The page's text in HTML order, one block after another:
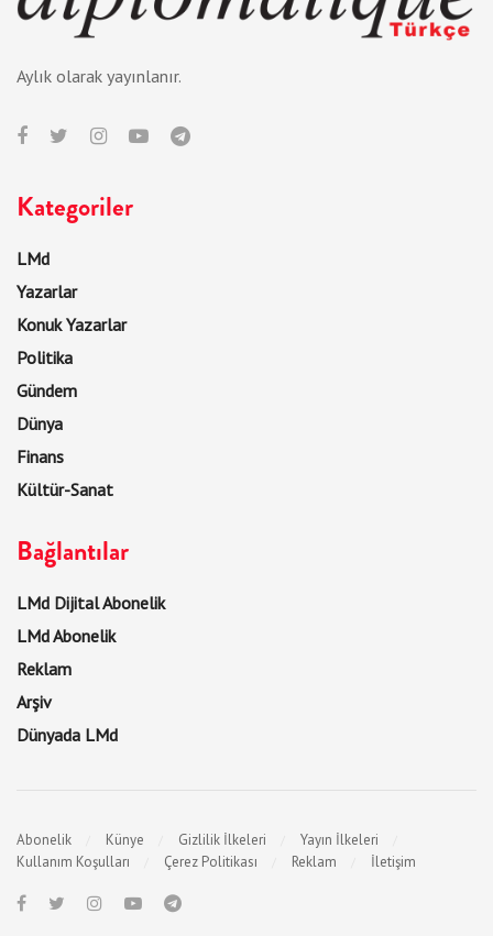
Aylık olarak yayınlanır.
Kategoriler
LMd
Yazarlar
Konuk Yazarlar
Politika
Gündem
Dünya
Finans
Kültür-Sanat
Bağlantılar
LMd Dijital Abonelik
LMd Abonelik
Reklam
Arşiv
Dünyada LMd
Abonelik Künye Gizlilik İlkeleri
Yayın İlkeleri
Kullanım Koşulları
Çerez Politikası Reklam İletişim